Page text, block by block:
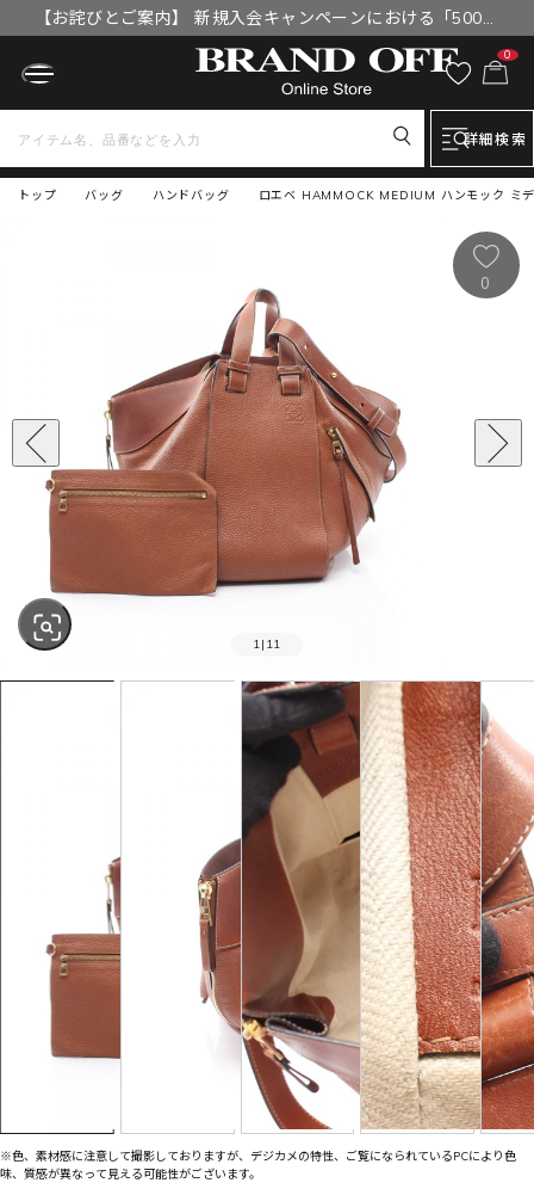
【お詫びとご案内】 新規入会キャンペーンにおける「500円
OFFクーポン」付与漏れと補填について
0
詳細検索
トップ ロエベ HAMMOCK MEDIUM ハンモック ミ
バッグ ハンドバッグ
SOLD OUT
1 | 11
0
※色、素材感に注意して撮影しておりますが、デジカメの特性、ご覧になられているPCにより色
味、質感が異なって見える可能性がございます。